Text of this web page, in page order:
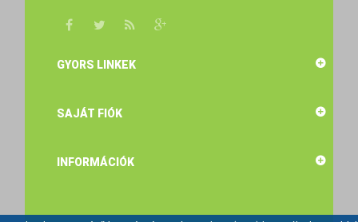
GYORS LINKEK
SAJÁT FIÓK
INFORMÁCIÓK